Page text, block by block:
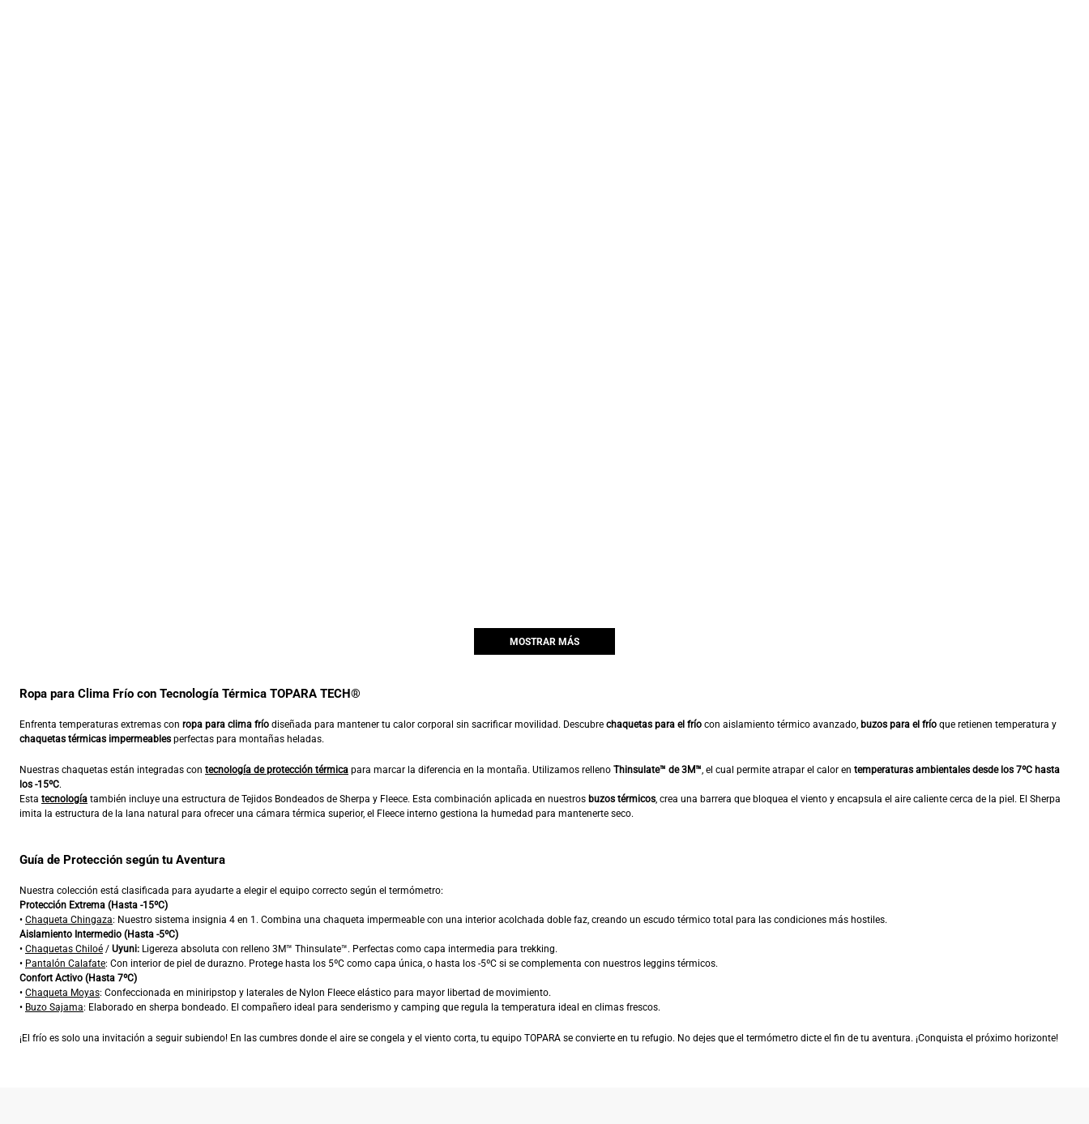
MOSTRAR MÁS
Ropa para Clima Frío con Tecnología Térmica TOPARA TECH®
Enfrenta temperaturas extremas con ropa para clima frío diseñada para mantener tu calor corporal sin sacrificar movilidad. Descubre chaquetas para el frío con aislamiento térmico avanzado, buzos para el frío que retienen temperatura y
chaquetas térmicas impermeables perfectas para montañas heladas.
Nuestras chaquetas están integradas con tecnología de protección térmica para marcar la diferencia en la montaña. Utilizamos relleno Thinsulate™ de 3M™, el cual permite atrapar el calor en temperaturas ambientales desde los 7ºC hasta
los -15ºC.
Esta tecnología también incluye una estructura de Tejidos Bondeados de Sherpa y Fleece. Esta combinación aplicada en nuestros buzos térmicos, crea una barrera que bloquea el viento y encapsula el aire caliente cerca de la piel. El Sherpa
imita la estructura de la lana natural para ofrecer una cámara térmica superior, el Fleece interno gestiona la humedad para mantenerte seco.
Guía de Protección según tu Aventura
Nuestra colección está clasificada para ayudarte a elegir el equipo correcto según el termómetro:
Protección Extrema (Hasta -15ºC)
• Chaqueta Chingaza: Nuestro sistema insignia 4 en 1. Combina una chaqueta impermeable con una interior acolchada doble faz, creando un escudo térmico total para las condiciones más hostiles.
Aislamiento Intermedio (Hasta -5ºC)
• Chaquetas Chiloé / Uyuni: Ligereza absoluta con relleno 3M™ Thinsulate™. Perfectas como capa intermedia para trekking.
• Pantalón Calafate: Con interior de piel de durazno. Protege hasta los 5ºC como capa única, o hasta los -5ºC si se complementa con nuestros leggins térmicos.
Confort Activo (Hasta 7ºC)
• Chaqueta Moyas: Confeccionada en miniripstop y laterales de Nylon Fleece elástico para mayor libertad de movimiento.
• Buzo Sajama: Elaborado en sherpa bondeado. El compañero ideal para senderismo y camping que regula la temperatura ideal en climas frescos.
¡El frío es solo una invitación a seguir subiendo! En las cumbres donde el aire se congela y el viento corta, tu equipo TOPARA se convierte en tu refugio. No dejes que el termómetro dicte el fin de tu aventura. ¡Conquista el próximo horizonte!